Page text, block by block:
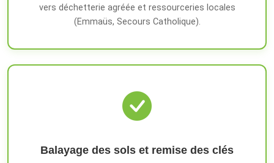
vers déchetterie agréée et ressourceries locales
(Emmaüs, Secours Catholique).
Balayage des sols et remise des clés